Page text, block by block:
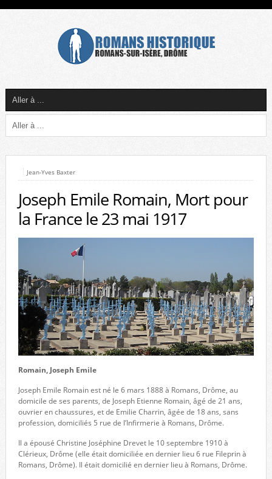
Jean-Yves Baxter
Joseph Emile Romain, Mort pour
la France le 23 mai 1917
Romain, Joseph Emile
Joseph Emile Romain est né le 6 mars 1888 à Romans, Drôme, au
domicile de ses parents, de Joseph Etienne Romain, âgé de 21 ans,
ouvrier en chaussures, et de Emilie Charrin, âgée de 18 ans, sans
profession, domiciliés 5 rue de l’Infirmerie à Romans, Drôme.
Il a épousé Christine Joséphine Drevet le 10 septembre 1910 à
Clérieux, Drôme (elle était domiciliée en dernier lieu 6 rue Fileprin à
Romans, Drôme). Il était domicilié en dernier lieu à Romans, Drôme.